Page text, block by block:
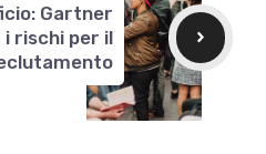
Gartner
i rischi per il